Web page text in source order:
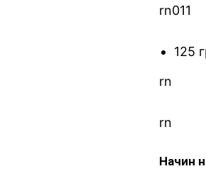
rn011
125
rn
rn
Начин